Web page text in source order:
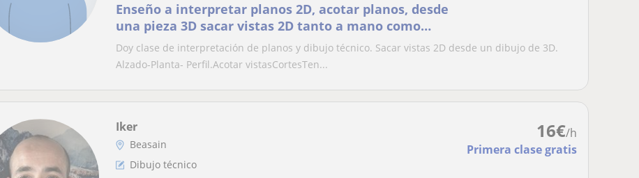
Enseño a interpretar planos 2D, acotar planos, desde
una pieza 3D sacar vistas 2D tanto a mano como
ordenador
Doy clase de interpretación de planos y dibujo técnico. Sacar vistas 2D desde un dibujo de 3D.
Alzado-Planta- Perfil.Acotar vistasCortesTen...
16€/h
Primera clase gratis
Iker
Beasain
Dibujo técnico